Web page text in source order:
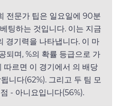
전문가 팁은 일요일에 90분
팅하는 것입니다. 이는 지금
경기력을 나타냅니다. 이 마
되며, %의 확률 등급으로 가
따르면 이 경기에서 의 배당
니다(62%). 그리고 두 팀 모
- 아니요입니다(56%).